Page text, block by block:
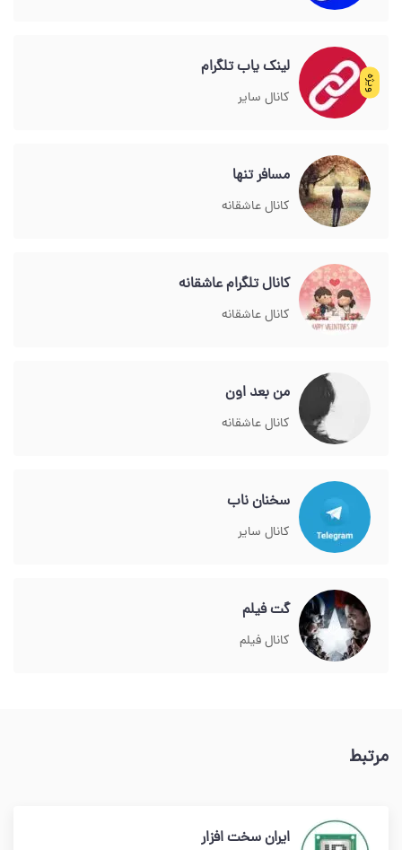
ویژه
لینک یاب تلگرام
کانال سایر
مسافر تنها
کانال عاشقانه
کانال تلگرام عاشقانه
کانال عاشقانه
من بعد اون
کانال عاشقانه
سخنان ناب
کانال سایر
گت فیلم
کانال فیلم
مرتبط
ایران سخت افزار